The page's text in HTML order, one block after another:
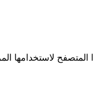
لاستخدامها